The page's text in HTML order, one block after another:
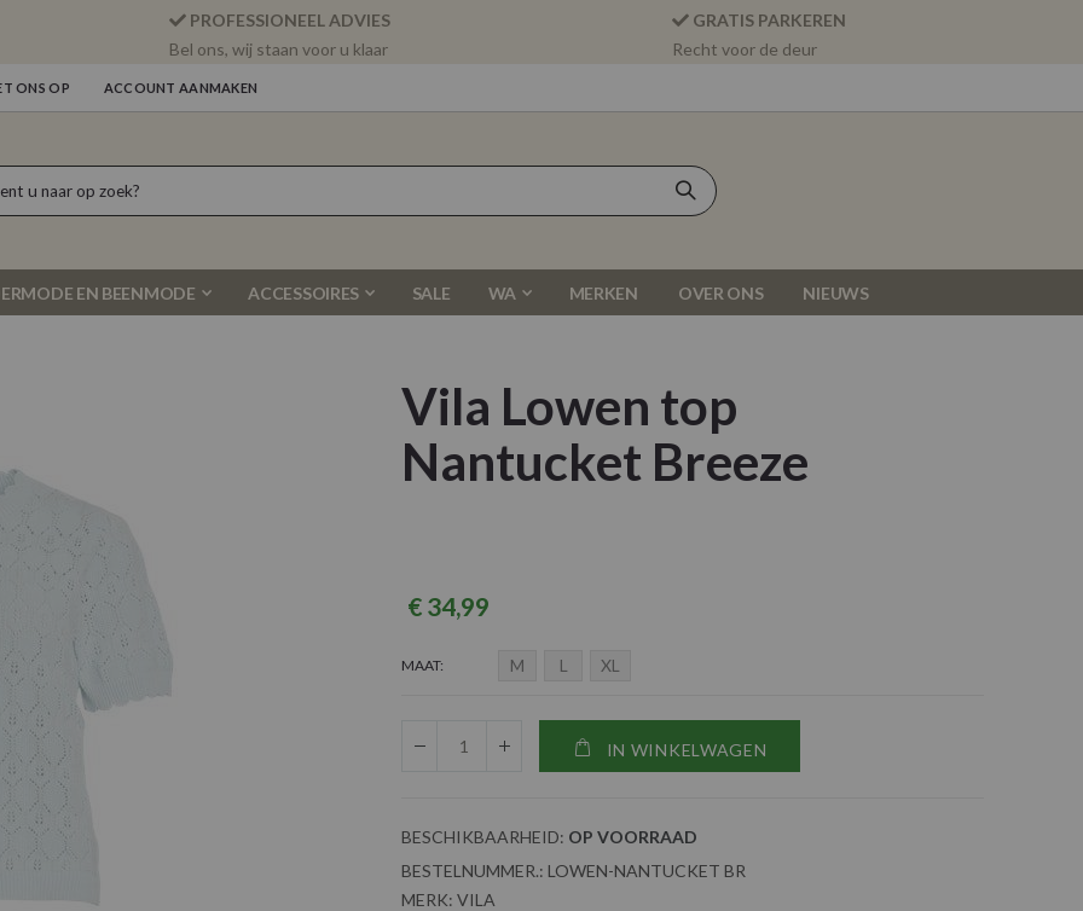
PROFESSIONEEL ADVIES
Bel ons, wij staan voor u klaar
GRATIS PARKEREN
Recht voor de deur
ONS OP ACCOUNT AANMAKEN
EN BEENMODE ACCESSOIRES SALE WA MERKEN OVER ONS NIEUWS
Vila Lowen top
Nantucket Breeze
€ 34,99
MAAT M L XL
IN WINKELWAGEN
BESCHIKBAARHEID: OP VOORRAAD
BESTELNUMMER.: LOWEN-NANTUCKET BR
MERK: VILA